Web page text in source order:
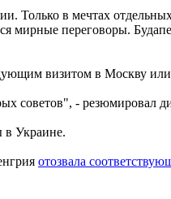
Только в мечтах
мирные переговоры.
визитом в Москву
советов", - резюмировал
Украине.
отозвала